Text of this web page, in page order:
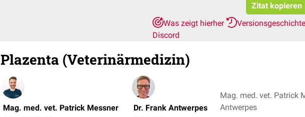
Zitat kopieren
Was zeigt hierher
Versionsgeschichte
Discord
Plazenta (Veterinärmedizin)
Mag. med. vet. Patrick Messner Dr. Frank Antwerpes
Mag. med. vet. Patrick
Antwerpes